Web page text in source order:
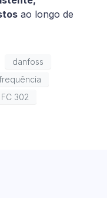
ao longo de
danfoss
302